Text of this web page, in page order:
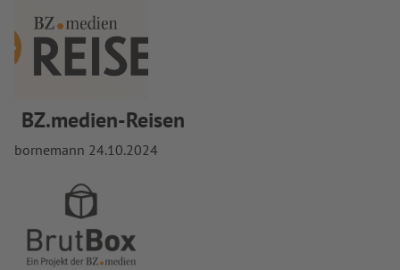
BZ.medien-Reisen
bornemann 24.10.2024